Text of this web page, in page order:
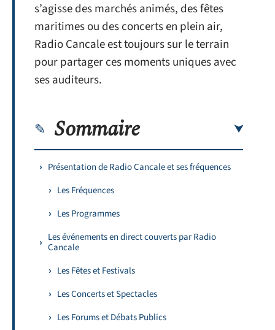
s’agisse des marchés animés, des fêtes
maritimes ou des concerts en plein air,
Radio Cancale est toujours sur le terrain
pour partager ces moments uniques avec
ses auditeurs.
Sommaire
Présentation de Radio Cancale et ses fréquences
Les Fréquences
Les Programmes
Les événements en direct couverts par Radio
Cancale
Les Fêtes et Festivals
Les Concerts et Spectacles
Les Forums et Débats Publics